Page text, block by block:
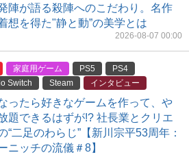
陣が語る殺陣へのこだわり。名作
想を得た"静と動”の美学とは
2026-08-07 00:00
家庭用ゲーム PS5
PS4
Switch
Steam インタビュー
ったら好きなゲームを作って、や
題できるはずが!? 社長業とクリエ
“二足のわらじ”【新川宗平53周年：
ニッチの流儀＃8】